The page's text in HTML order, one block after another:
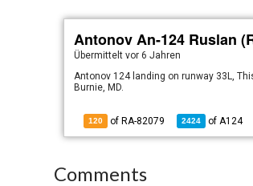
Antonov An-124 Ruslan
Übermitteltvor 6 Jahren
Antonov 124 landing on runway 33L,
Burnie, MD.
120 of RA-82079 2424 ofA124
Comments